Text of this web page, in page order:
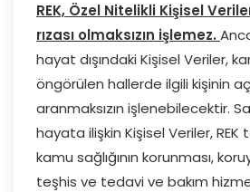
REK, Özel Nitelikli Kişisel
rızası olmaksızın işlemez.
hayat dışındaki Kişisel Veriler,
öngörülen hallerde ilgili kişinin
aranmaksızın işlenebilecektir.
hayata ilişkin Kişisel Veriler,
kamu sağlığının korunması,
teşhis ve tedavi ve bakım